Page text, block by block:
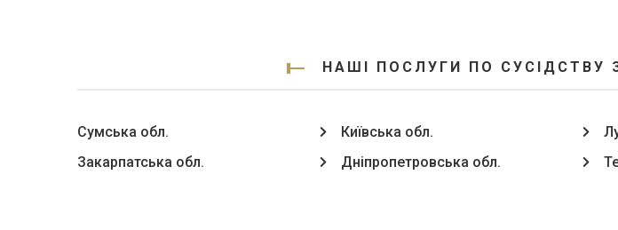
НАШІ ПОСЛУГИ ПО СУСІДСТВУ
Сумська обл.
Закарпатська обл.
Київська обл.
Дніпропетровська обл.